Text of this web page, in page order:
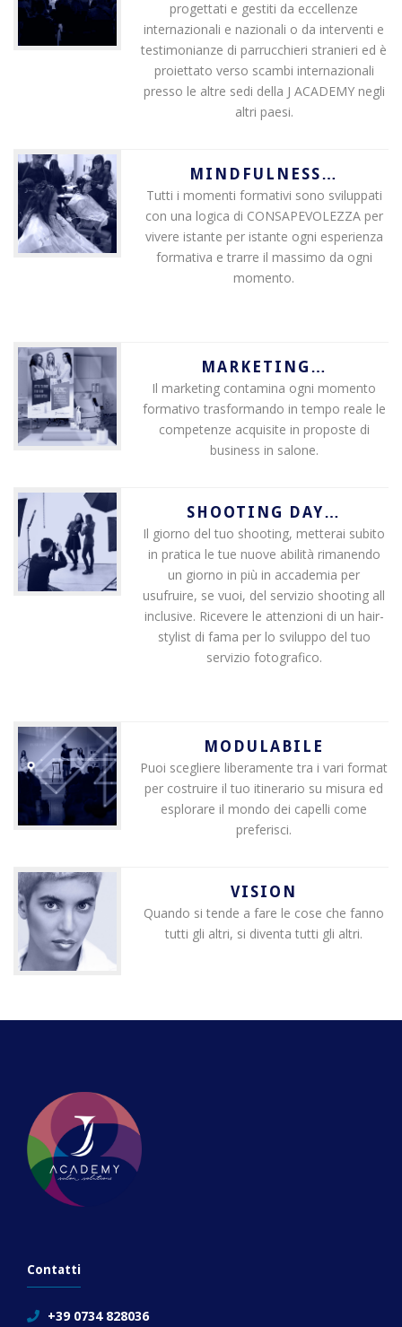
progettati e gestiti da eccellenze
internazionali e nazionali o da interventi e
testimonianze di parrucchieri stranieri ed è
proiettato verso scambi internazionali
presso le altre sedi della J ACADEMY negli
altri paesi.
MINDFULNESS…
Tutti i momenti formativi sono sviluppati
con una logica di CONSAPEVOLEZZA per
vivere istante per istante ogni esperienza
formativa e trarre il massimo da ogni
momento.
MARKETING…
Il marketing contamina ogni momento
formativo trasformando in tempo reale le
competenze acquisite in proposte di
business in salone.
SHOOTING DAY…
Il giorno del tuo shooting, metterai subito
in pratica le tue nuove abilità rimanendo
un giorno in più in accademia per
usufruire, se vuoi, del servizio shooting all
inclusive. Ricevere le attenzioni di un hair-
stylist di fama per lo sviluppo del tuo
servizio fotografico.
MODULABILE
Puoi scegliere liberamente tra i vari format
per costruire il tuo itinerario su misura ed
esplorare il mondo dei capelli come
preferisci.
VISION
Quando si tende a fare le cose che fanno
tutti gli altri, si diventa tutti gli altri.
Contatti
+39 0734 828036